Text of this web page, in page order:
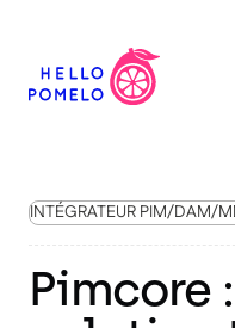
INTÉGRATEUR PIM/DAM/
Pimcore